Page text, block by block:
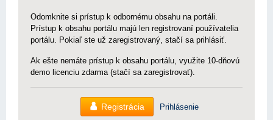
Odomknite si prístup k odbornému obsahu na portáli.
Prístup k obsahu portálu majú len registrovaní používatelia
portálu. Pokiaľ ste už zaregistrovaný, stačí sa prihlásiť.
Ak ešte nemáte prístup k obsahu portálu, využite 10-dňovú
demo licenciu zdarma (stačí sa zaregistrovať).
Registrácia Prihlásenie